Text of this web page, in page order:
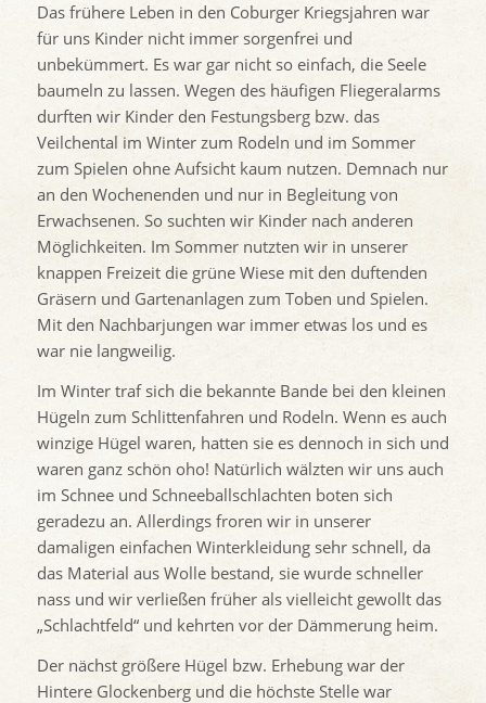
Das frühere Leben in den Coburger Kriegsjahren war
für uns Kinder nicht immer sorgenfrei und
unbekümmert. Es war gar nicht so einfach, die Seele
baumeln zu lassen. Wegen des häufigen Fliegeralarms
durften wir Kinder den Festungsberg bzw. das
Veilchental im Winter zum Rodeln und im Sommer
zum Spielen ohne Aufsicht kaum nutzen. Demnach nur
an den Wochenenden und nur in Begleitung von
Erwachsenen. So suchten wir Kinder nach anderen
Möglichkeiten. Im Sommer nutzten wir in unserer
knappen Freizeit die grüne Wiese mit den duftenden
Gräsern und Gartenanlagen zum Toben und Spielen.
Mit den Nachbarjungen war immer etwas los und es
war nie langweilig.
Im Winter traf sich die bekannte Bande bei den kleinen
Hügeln zum Schlittenfahren und Rodeln. Wenn es auch
winzige Hügel waren, hatten sie es dennoch in sich und
waren ganz schön oho! Natürlich wälzten wir uns auch
im Schnee und Schneeballschlachten boten sich
geradezu an. Allerdings froren wir in unserer
damaligen einfachen Winterkleidung sehr schnell, da
das Material aus Wolle bestand, sie wurde schneller
nass und wir verließen früher als vielleicht gewollt das
„Schlachtfeld“ und kehrten vor der Dämmerung heim.
Der nächst größere Hügel bzw. Erhebung war der
Hintere Glockenberg und die höchste Stelle war